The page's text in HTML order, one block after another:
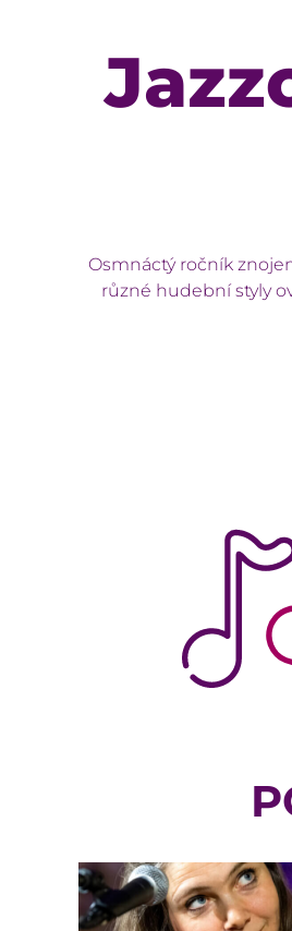
Osmnáctý ročník
různé hudební styly